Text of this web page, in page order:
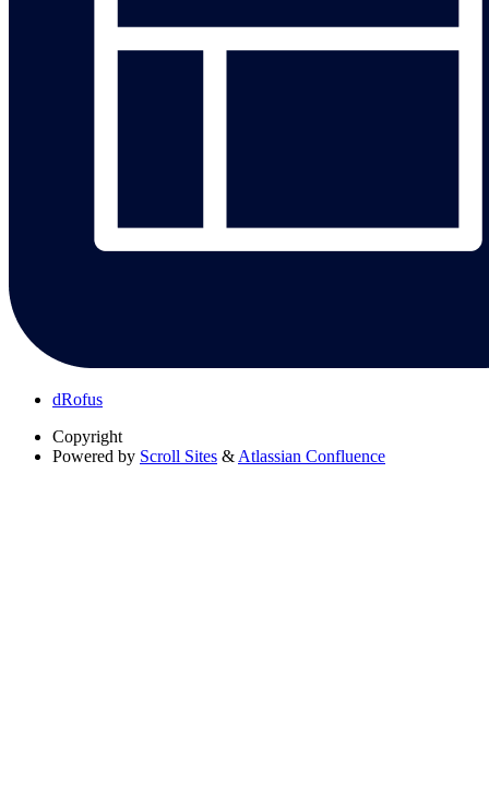
dRofus
Copyright
Powered by Scroll Sites & Atlassian Confluence